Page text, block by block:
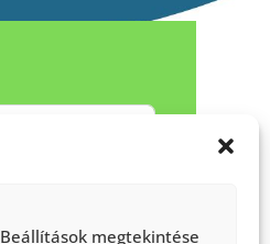
Beállítások megtekintése